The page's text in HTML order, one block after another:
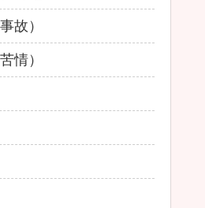
故）
情）